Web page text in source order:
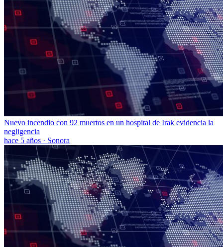
Nuevo incendio con 92 muertos en un hospital de Irak evidencia la
negligencia
hace 5 años · Sonora